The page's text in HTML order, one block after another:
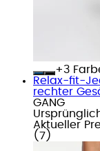
+
Relax-fit-
rechter
GANG
Aktueller
( 7 )